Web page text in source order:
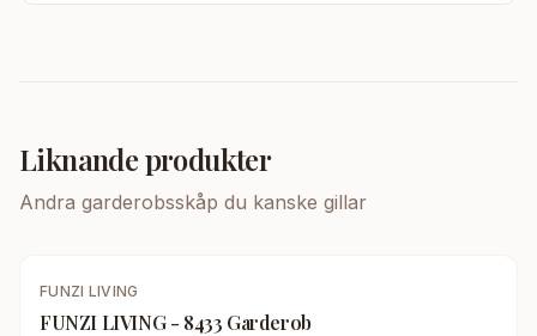
Liknande produkter
Andra garderobsskåp du kanske gillar
FUNZI LIVING
FUNZI LIVING - 8433 Garderob